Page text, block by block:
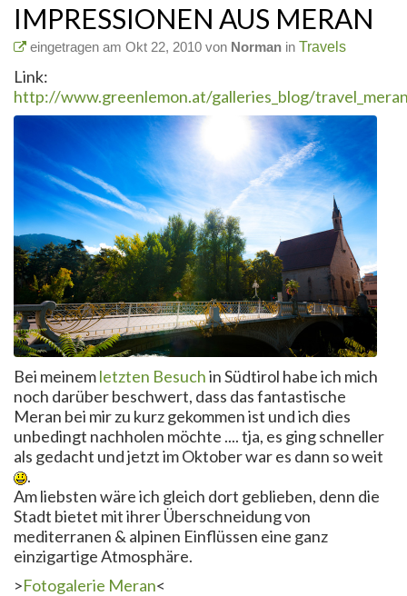
IMPRESSIONEN AUS MERAN
eingetragen am Okt 22, 2010 von Norman in Travels
Link:
http://www.greenlemon.at/galleries_blog/
Bei meinemletzten Besuchin Südtirol habe ich mich
noch darüber beschwert, dass das fantastische
Meran bei mir zu kurz gekommen ist und ich dies
unbedingt nachholen möchte .... tja, es ging schneller
als gedacht und jetzt im Oktober war es dann so weit
.
Am liebsten wäre ich gleich dort geblieben, denn die
Stadt bietet mit ihrer Überschneidung von
mediterranen & alpinen Einflüssen eine ganz
einzigartige Atmosphäre.
>Fotogalerie Meran<